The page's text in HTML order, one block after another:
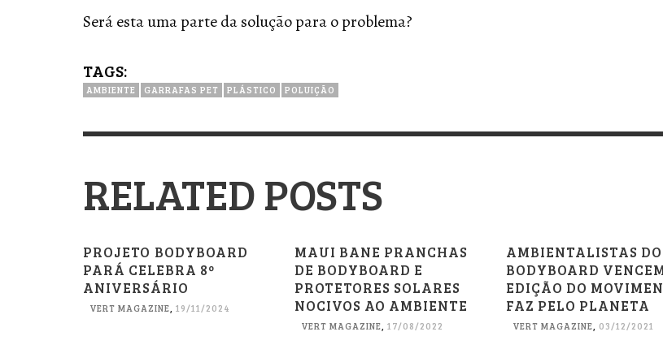
Será esta uma parte da solução para o problema?
TAGS:
AMBIENTE GARRAFAS PET PLÁSTICO POLUIÇÃO
RELATED POSTS
PROJETO BODYBOARD
PARÁ CELEBRA 8º
ANIVERSÁRIO
VERT MAGAZINE 19/11/2024
MAUI BANE PRANCHAS
DE BODYBOARD E
PROTETORES SOLARES
NOCIVOS AO AMBIENTE
VERT MAGAZINE 17/08/2022
AMBIENTALISTAS DO
BODYBOARD
EDIÇÃO DO
FAZ PELO PLANETA
VERT MAGAZINE 03/12/2021